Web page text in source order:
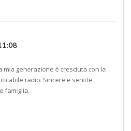
mia generazione è cresciuta con la
radio. Sincere e sentite
famiglia.